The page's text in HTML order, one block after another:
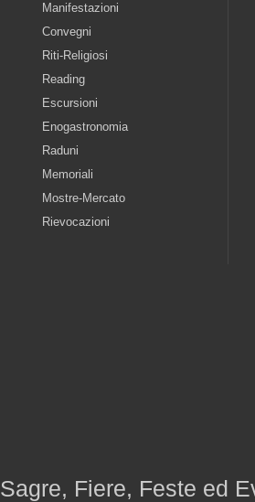
Manifestazioni
Convegni
Riti-Religiosi
Reading
Escursioni
Enogastronomia
Raduni
Memoriali
Mostre-Mercato
Rievocazioni
Sagre, Fiere, Feste ed